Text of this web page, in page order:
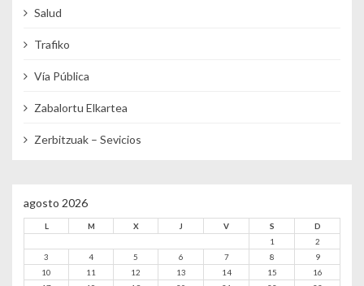
Salud
Trafiko
Vía Pública
Zabalortu Elkartea
Zerbitzuak – Sevicios
agosto 2026
L M X J V S
D
1
2
3
4 5 6 7 8
9
10
11 12 13 14 15
16